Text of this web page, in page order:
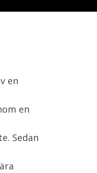
en
en
Sedan